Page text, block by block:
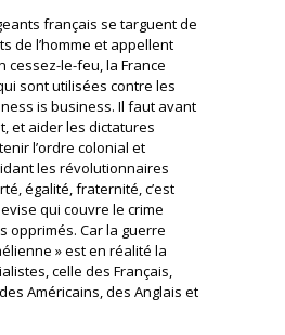
français se targuent de
de l’homme et appellent
cessez-le-feu, la France
sont utilisées contre les
is business. Il faut avant
et aider les dictatures
l’ordre colonial et
les révolutionnaires
égalité, fraternité, c’est
qui couvre le crime
opprimés. Car la guerre
» est en réalité la
celle des Français,
Américains, des Anglais et